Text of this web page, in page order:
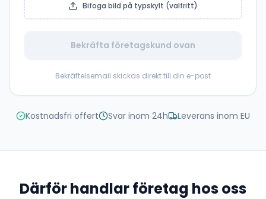
Bifoga bild på typskylt (valfritt)
Bekräfta företagskund ovan
Bekräftelsemail skickas direkt till din e-post
Kostnadsfri offert Svar inom 24h Leverans inom EU
Därför handlar företag hos oss